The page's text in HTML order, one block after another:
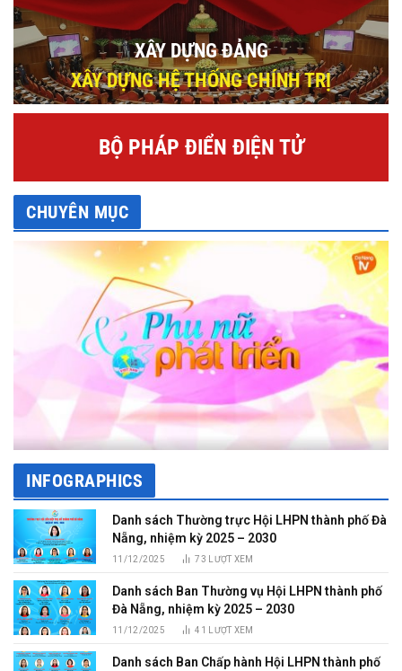
XÂY DỰNG ĐẢNG
XÂY DỰNG HỆ THỐNG CHÍNH TRỊ
BỘ PHÁP ĐIỂN ĐIỆN TỬ
CHUYÊN MỤC
INFOGRAPHICS
Danh sách Thường trực Hội LHPN thành phố Đà
Nẵng, nhiệm kỳ 2025 – 2030
11/12/2025 73 LƯỢT XEM
Danh sách Ban Thường vụ Hội LHPN thành phố
Đà Nẵng, nhiệm kỳ 2025 – 2030
11/12/2025 41 LƯỢT XEM
Danh sách Ban Chấp hành Hội LHPN thành phố